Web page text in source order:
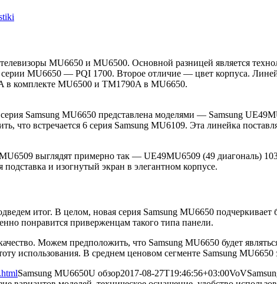
MU6650 и MU6500. Основной разницей является
серии MU6650 — PQI 1700. Второе отличие — цвет корпуса.
в комплекте MU6500 и TM1790A в MU6650.
Samsung MU6650 представлена моделями — Samsung
что встречается 6 серия Samsung MU6109. Эта линейка
выглядят примерно так — UE49MU6509 (49 диагональ)
и изогнутый экран в элегантном корпусе.
итог. В целом, новая серия Samsung MU6650
понравится приверженцам такого типа панели.
Можем предположить, что Samsung MU6650 будет
использования. В среднем ценовом сегменте Samsung
Samsung MU6650U обзор2017-08-27T19:46:56+03:00VoV